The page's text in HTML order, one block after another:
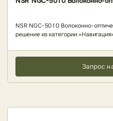
NSR NGC-5010 Волоконно-
решение из категории
Запрос